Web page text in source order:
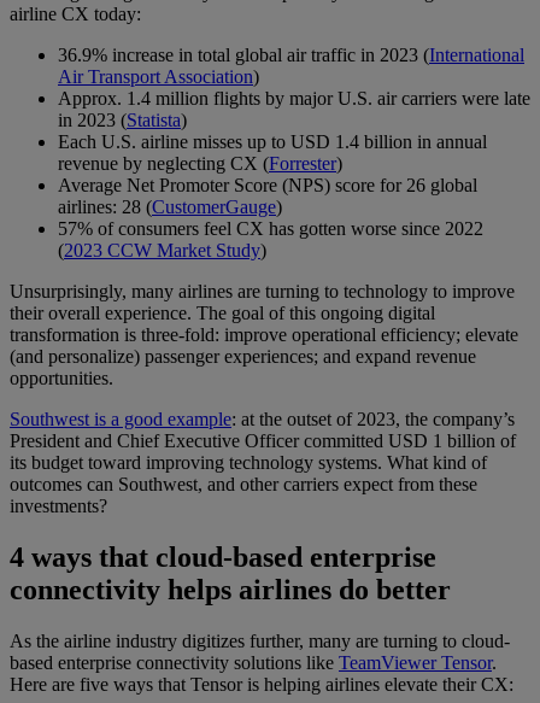
airline CX today:
36.9% increase in total global air traffic in 2023 (International
Air Transport Association)
Approx. 1.4 million flights by major U.S. air carriers were late
in 2023 (Statista)
Each U.S. airline misses up to USD 1.4 billion in annual
revenue by neglecting CX (Forrester)
Average Net Promoter Score (NPS) score for 26 global
airlines: 28 (CustomerGauge)
57% of consumers feel CX has gotten worse since 2022
(2023 CCW Market Study)
Unsurprisingly, many airlines are turning to technology to improve
their overall experience. The goal of this ongoing digital
transformation is three-fold: improve operational efficiency; elevate
(and personalize) passenger experiences; and expand revenue
opportunities.
Southwest is a good example: at the outset of 2023, the company’s
President and Chief Executive Officer committed USD 1 billion of
its budget toward improving technology systems. What kind of
outcomes can Southwest, and other carriers expect from these
investments?
4 ways that cloud-based enterprise
connectivity helps airlines do better
As the airline industry digitizes further, many are turning to cloud-
based enterprise connectivity solutions like TeamViewer Tensor.
Here are five ways that Tensor is helping airlines elevate their CX: